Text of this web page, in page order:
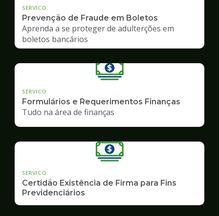
SERVICO
Prevenção de Fraude em Boletos
Aprenda a se proteger de adulterções em
boletos bancários
SERVICO
Formulários e Requerimentos Finanças
Tudo na área de finanças
SERVICO
Certidão Existência de Firma para Fins
Previdenciários